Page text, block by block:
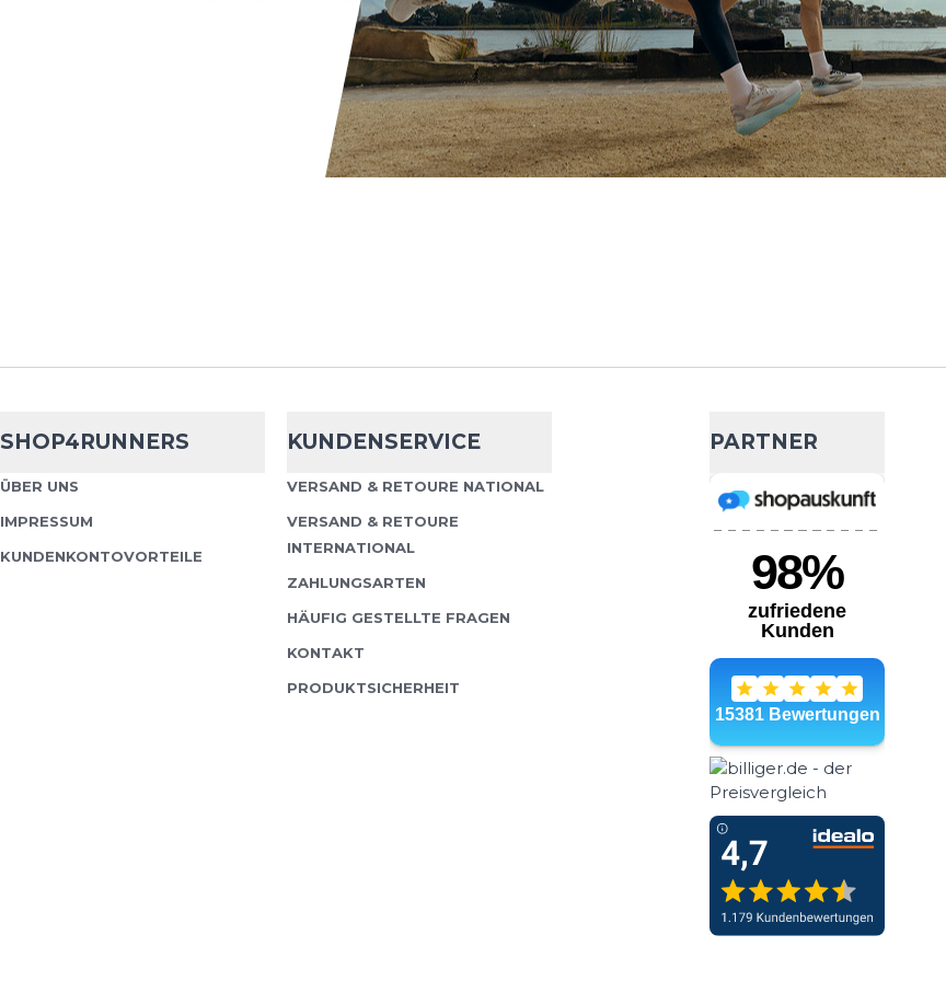
SHOP4RUNNERS
ÜBER UNS
IMPRESSUM
KUNDENKONTOVORTEILE
KUNDENSERVICE
VERSAND & RETOURE NATIONAL
VERSAND & RETOURE
INTERNATIONAL
ZAHLUNGSARTEN
HÄUFIG GESTELLTE FRAGEN
KONTAKT
PRODUKTSICHERHEIT
PARTNER